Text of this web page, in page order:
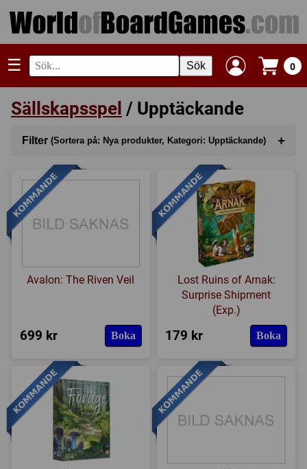
☰ Sök 0
Sällskapsspel / Upptäckande
Filter (Sortera på: Nya produkter, Kategori: Upptäckande) +
Sortera på(Nya produkter)
Kategori
Serie
Avalon: The Riven Veil
699 kr Boka
Lost Ruins of Arnak:
Surprise Shipment
(Exp.)
179 kr Boka